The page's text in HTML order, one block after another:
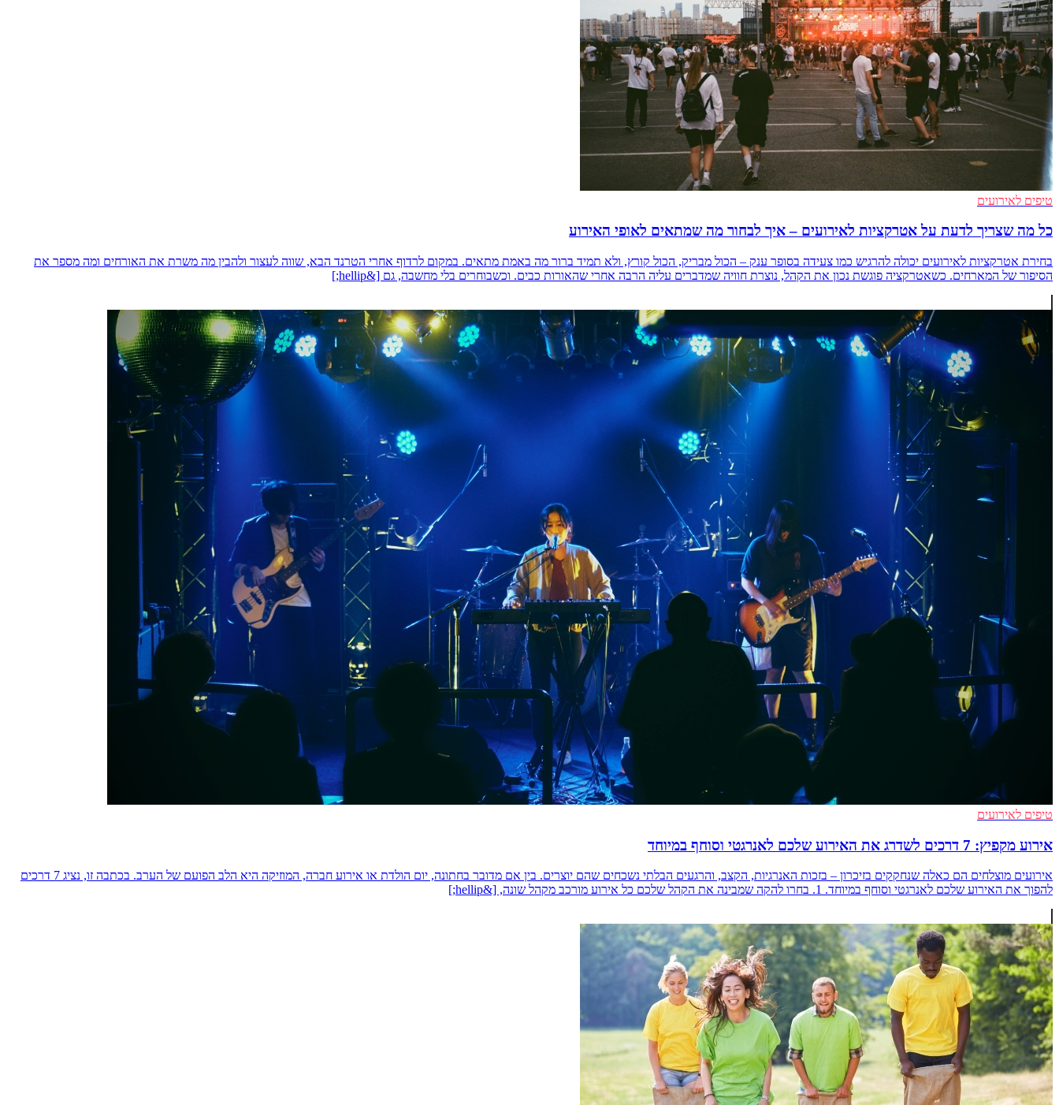
טיפים לאירועים
כל מה שצריך לדעת על אטרקציות לאירועים – איך לבחור מה שמתאים לאופי האירוע
בחירת אטרקציות לאירועים יכולה להרגיש כמו צעידה בסופר ענק – הכול מבריק, הכול קורץ, ולא תמיד ברור מה באמת מתאים. במקום לרדוף אחרי הטרנד הבא, שווה לעצור ולהבין מה משרת את האורחים ומה מספר את
הסיפור של המארחים. כשאטרקציה פוגשת נכון את הקהל, נוצרת חוויה שמדברים עליה הרבה אחרי שהאורות כבים. וכשבוחרים בלי מחשבה, גם [&hellip;]
טיפים לאירועים
אירוע מקפיץ: 7 דרכים לשדרג את האירוע שלכם לאנרגטי וסוחף במיוחד
אירועים מוצלחים הם כאלה שנחקקים בזיכרון – בזכות האנרגיות, הקצב, והרגעים הבלתי נשכחים שהם יוצרים. בין אם מדובר בחתונה, יום הולדת או אירוע חברה, המוזיקה היא הלב הפועם של הערב. בכתבה זו, נציג 7 דרכים
להפוך את האירוע שלכם לאנרגטי וסוחף במיוחד. 1. בחרו להקה שמבינה את הקהל שלכם כל אירוע מורכב מקהל שונה, [&hellip;]